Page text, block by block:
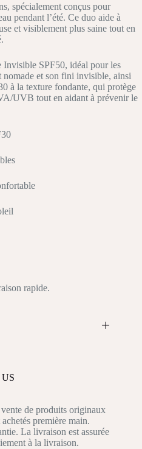
spécialement conçus pour
pendant l’été. Ce duo aide à
et visiblement plus saine tout en
SPF50, idéal pour les
nomade et son fini invisible, ainsi
à la texture fondante, qui protège
UVB tout en aidant à prévenir le
rapide.
de produits originaux
première main.
La livraison est assurée
à la livraison.